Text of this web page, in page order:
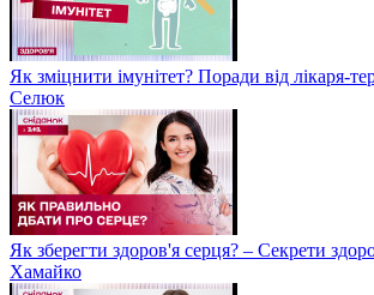
Як зміцнити імунітет? Поради від лікаря-
Селюк
Як зберегти здоров'я серця? – Секрети
Хамайко